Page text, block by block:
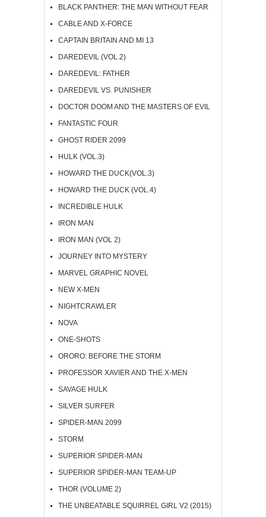
BLACK PANTHER: THE MAN WITHOUT FEAR
CABLE AND X-FORCE
CAPTAIN BRITAIN AND MI 13
DAREDEVIL (VOL.2)
DAREDEVIL: FATHER
DAREDEVIL VS. PUNISHER
DOCTOR DOOM AND THE MASTERS OF EVIL
FANTASTIC FOUR
GHOST RIDER 2099
HULK (VOL.3)
HOWARD THE DUCK(VOL.3)
HOWARD THE DUCK (VOL.4)
INCREDIBLE HULK
IRON MAN
IRON MAN (VOL 2)
JOURNEY INTO MYSTERY
MARVEL GRAPHIC NOVEL
NEW X-MEN
NIGHTCRAWLER
NOVA
ONE-SHOTS
ORORO: BEFORE THE STORM
PROFESSOR XAVIER AND THE X-MEN
SAVAGE HULK
SILVER SURFER
SPIDER-MAN 2099
STORM
SUPERIOR SPIDER-MAN
SUPERIOR SPIDER-MAN TEAM-UP
THOR (VOLUME 2)
THE UNBEATABLE SQUIRREL GIRL V2 (2015)